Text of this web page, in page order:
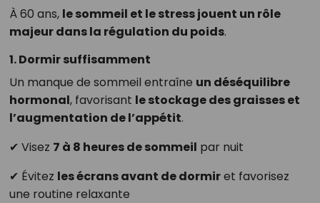
À 60 ans, le sommeil et le stress jouent un rôle
majeur dans la régulation du poids.
1. Dormir suffisamment
Un manque de sommeil entraîne un déséquilibre
hormonal, favorisant le stockage des graisses et
l’augmentation de l’appétit.
✔ Visez 7 à 8 heures de sommeil par nuit
✔ Évitez les écrans avant de dormiret favorisez
une routine relaxante